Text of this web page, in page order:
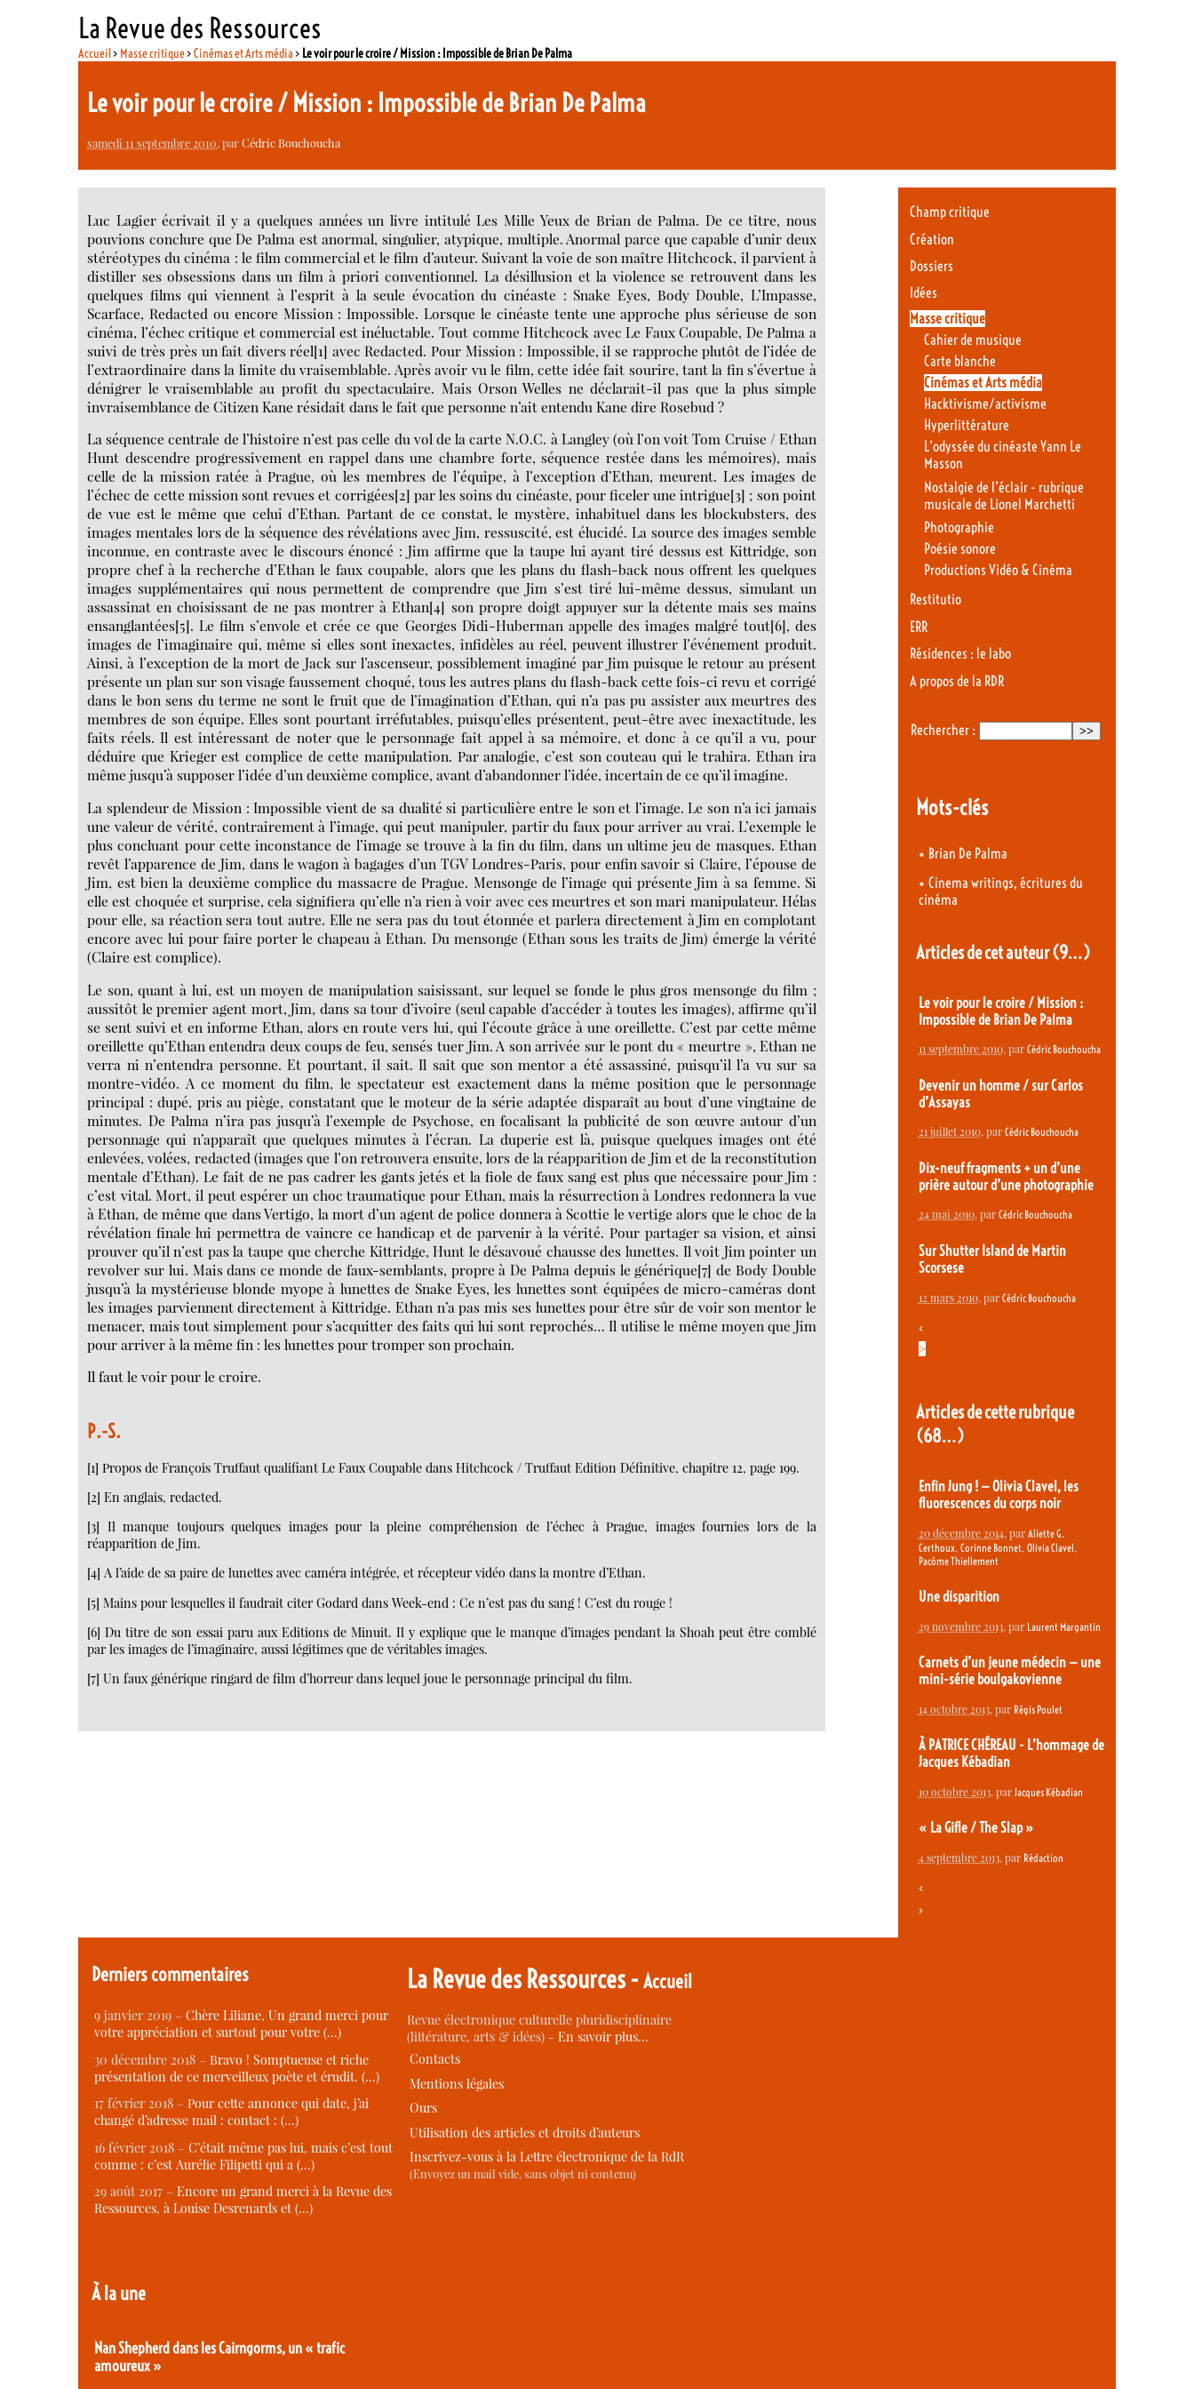
La Revue des Ressources
Accueil> Masse critique>Cinémas et Arts média > Le voir pour le croire / Mission : Impossible de Brian De Palma
Le voir pour le croire / Mission : Impossible de Brian De Palma
samedi 11 septembre 2010, parCédric Bouchoucha
Luc Lagier écrivait il y a quelques années un livre intitulé Les Mille Yeux de Brian de Palma. De ce titre, nous
pouvions conclure que De Palma est anormal, singulier, atypique, multiple. Anormal parce que capable d’unir deux
stéréotypes du cinéma : le film commercial et le film d’auteur. Suivant la voie de son maître Hitchcock, il parvient à
distiller ses obsessions dans un film à priori conventionnel. La désillusion et la violence se retrouvent dans les
quelques films qui viennent à l’esprit à la seule évocation du cinéaste : Snake Eyes, Body Double, L’Impasse,
Scarface, Redacted ou encore Mission : Impossible. Lorsque le cinéaste tente une approche plus sérieuse de son
cinéma, l’échec critique et commercial est inéluctable. Tout comme Hitchcock avec Le Faux Coupable, De Palma a
suivi de très près un fait divers réel[1] avec Redacted. Pour Mission : Impossible, il se rapproche plutôt de l’idée de
l’extraordinaire dans la limite du vraisemblable. Après avoir vu le film, cette idée fait sourire, tant la fin s’évertue à
dénigrer le vraisemblable au profit du spectaculaire. Mais Orson Welles ne déclarait-il pas que la plus simple
invraisemblance de Citizen Kane résidait dans le fait que personne n’ait entendu Kane dire Rosebud ?
La séquence centrale de l’histoire n’est pas celle du vol de la carte N.O.C. à Langley (où l’on voit Tom Cruise / Ethan
Hunt descendre progressivement en rappel dans une chambre forte, séquence restée dans les mémoires), mais
celle de la mission ratée à Prague, où les membres de l’équipe, à l’exception d’Ethan, meurent. Les images de
l’échec de cette mission sont revues et corrigées[2] par les soins du cinéaste, pour ficeler une intrigue[3] ; son point
de vue est le même que celui d’Ethan. Partant de ce constat, le mystère, inhabituel dans les blockubsters, des
images mentales lors de la séquence des révélations avec Jim, ressuscité, est élucidé. La source des images semble
inconnue, en contraste avec le discours énoncé : Jim affirme que la taupe lui ayant tiré dessus est Kittridge, son
propre chef à la recherche d’Ethan le faux coupable, alors que les plans du flash-back nous offrent les quelques
images supplémentaires qui nous permettent de comprendre que Jim s’est tiré lui-même dessus, simulant un
assassinat en choisissant de ne pas montrer à Ethan[4] son propre doigt appuyer sur la détente mais ses mains
ensanglantées[5]. Le film s’envole et crée ce que Georges Didi-Huberman appelle des images malgré tout[6], des
images de l’imaginaire qui, même si elles sont inexactes, infidèles au réel, peuvent illustrer l’événement produit.
Ainsi, à l’exception de la mort de Jack sur l’ascenseur, possiblement imaginé par Jim puisque le retour au présent
présente un plan sur son visage faussement choqué, tous les autres plans du flash-back cette fois-ci revu et corrigé
dans le bon sens du terme ne sont le fruit que de l’imagination d’Ethan, qui n’a pas pu assister aux meurtres des
membres de son équipe. Elles sont pourtant irréfutables, puisqu’elles présentent, peut-être avec inexactitude, les
faits réels. Il est intéressant de noter que le personnage fait appel à sa mémoire, et donc à ce qu’il a vu, pour
déduire que Krieger est complice de cette manipulation. Par analogie, c’est son couteau qui le trahira. Ethan ira
même jusqu’à supposer l’idée d’un deuxième complice, avant d’abandonner l’idée, incertain de ce qu’il imagine.
La splendeur de Mission : Impossible vient de sa dualité si particulière entre le son et l’image. Le son n’a ici jamais
une valeur de vérité, contrairement à l’image, qui peut manipuler, partir du faux pour arriver au vrai. L’exemple le
plus concluant pour cette inconstance de l’image se trouve à la fin du film, dans un ultime jeu de masques. Ethan
revêt l’apparence de Jim, dans le wagon à bagages d’un TGV Londres-Paris, pour enfin savoir si Claire, l’épouse de
Jim, est bien la deuxième complice du massacre de Prague. Mensonge de l’image qui présente Jim à sa femme. Si
elle est choquée et surprise, cela signifiera qu’elle n’a rien à voir avec ces meurtres et son mari manipulateur. Hélas
pour elle, sa réaction sera tout autre. Elle ne sera pas du tout étonnée et parlera directement à Jim en complotant
encore avec lui pour faire porter le chapeau à Ethan. Du mensonge (Ethan sous les traits de Jim) émerge la vérité
(Claire est complice).
Le son, quant à lui, est un moyen de manipulation saisissant, sur lequel se fonde le plus gros mensonge du film ;
aussitôt le premier agent mort, Jim, dans sa tour d’ivoire (seul capable d’accéder à toutes les images), affirme qu’il
se sent suivi et en informe Ethan, alors en route vers lui, qui l’écoute grâce à une oreillette. C’est par cette même
oreillette qu’Ethan entendra deux coups de feu, sensés tuer Jim. A son arrivée sur le pont du « meurtre », Ethan ne
verra ni n’entendra personne. Et pourtant, il sait. Il sait que son mentor a été assassiné, puisqu’il l’a vu sur sa
montre-vidéo. A ce moment du film, le spectateur est exactement dans la même position que le personnage
principal : dupé, pris au piège, constatant que le moteur de la série adaptée disparaît au bout d’une vingtaine de
minutes. De Palma n’ira pas jusqu’à l’exemple de Psychose, en focalisant la publicité de son œuvre autour d’un
personnage qui n’apparaît que quelques minutes à l’écran. La duperie est là, puisque quelques images ont été
enlevées, volées, redacted (images que l’on retrouvera ensuite, lors de la réapparition de Jim et de la reconstitution
mentale d’Ethan). Le fait de ne pas cadrer les gants jetés et la fiole de faux sang est plus que nécessaire pour Jim :
c’est vital. Mort, il peut espérer un choc traumatique pour Ethan, mais la résurrection à Londres redonnera la vue
à Ethan, de même que dans Vertigo, la mort d’un agent de police donnera à Scottie le vertige alors que le choc de la
révélation finale lui permettra de vaincre ce handicap et de parvenir à la vérité. Pour partager sa vision, et ainsi
prouver qu’il n’est pas la taupe que cherche Kittridge, Hunt le désavoué chausse des lunettes. Il voit Jim pointer un
revolver sur lui. Mais dans ce monde de faux-semblants, propre à De Palma depuis le générique[7] de Body Double
jusqu’à la mystérieuse blonde myope à lunettes de Snake Eyes, les lunettes sont équipées de micro-caméras dont
les images parviennent directement à Kittridge. Ethan n’a pas mis ses lunettes pour être sûr de voir son mentor le
menacer, mais tout simplement pour s’acquitter des faits qui lui sont reprochés… Il utilise le même moyen que Jim
pour arriver à la même fin : les lunettes pour tromper son prochain.
Il faut le voir pour le croire.
P.-S.
[1] Propos de François Truffaut qualifiant Le Faux Coupable dans Hitchcock / Truffaut Edition Définitive, chapitre 12, page 199.
[2] En anglais, redacted.
[3] Il manque toujours quelques images pour la pleine compréhension de l’échec à Prague, images fournies lors de la
réapparition de Jim.
[4] A l’aide de sa paire de lunettes avec caméra intégrée, et récepteur vidéo dans la montre d’Ethan.
[5] Mains pour lesquelles il faudrait citer Godard dans Week-end : Ce n’est pas du sang ! C’est du rouge !
[6] Du titre de son essai paru aux Editions de Minuit. Il y explique que le manque d’images pendant la Shoah peut être comblé
par les images de l’imaginaire, aussi légitimes que de véritables images.
[7] Un faux générique ringard de film d’horreur dans lequel joue le personnage principal du film.
Champ critique
Création
Dossiers
Idées
Masse critique
Cahier de musique
Carte blanche
Cinémas et Arts média
Hacktivisme/activisme
Hyperlittérature
L’odyssée du cinéaste Yann Le
Masson
Nostalgie de l’éclair - rubrique
musicale de Lionel Marchetti
Photographie
Poésie sonore
Productions Vidéo & Cinéma
Restitutio
ERR
Résidences : le labo
A propos de la RDR
Rechercher :
Mots-clés
• Brian De Palma
• Cinema writings, écritures du
cinéma
Articles de cet auteur(9…)
Le voir pour le croire / Mission :
Impossible de Brian De Palma
11 septembre 2010, par Cédric Bouchoucha
Devenir un homme / sur Carlos
d’Assayas
21 juillet 2010, par Cédric Bouchoucha
Dix-neuf fragments + un d’une
prière autour d’une photographie
24 mai 2010, par Cédric Bouchoucha
Sur Shutter Island de Martin
Scorsese
12 mars 2010, par Cédric Bouchoucha
<
>
Articles de cette rubrique
(68…)
Enfin Jung ! — Olivia Clavel, les
fluorescences du corps noir
20 décembre 2014, par Aliette G.
Certhoux, Corinne Bonnet, Olivia Clavel,
Pacôme Thiellement
Une disparition
29 novembre 2013, par Laurent Margantin
Carnets d’un jeune médecin — une
mini-série boulgakovienne
14 octobre 2013, par Régis Poulet
À PATRICE CHÉREAU - L’hommage de
Jacques Kébadian
10 octobre 2013, par Jacques Kébadian
« La Gifle / The Slap »
4 septembre 2013, par Rédaction
<
>
Derniers commentaires
9 janvier 2019 – Chère Liliane, Un grand merci pour
votre appréciation et surtout pour votre (…)
30 décembre 2018 – Bravo ! Somptueuse et riche
présentation de ce merveilleux poète et érudit. (…)
17 février 2018 – Pour cette annonce qui date, j’ai
changé d’adresse mail : contact : (…)
16 février 2018 – C’était même pas lui, mais c’est tout
comme : c’est Aurélie Filipetti qui a (…)
29 août 2017 – Encore un grand merci à la Revue des
Ressources, à Louise Desrenards et (…)
À la une
Nan Shepherd dans les Cairngorms, un « trafic
amoureux »
La Revue des Ressources -Accueil
Revue électronique culturelle pluridisciplinaire
(littérature, arts & idées) -En savoir plus…
Contacts
Mentions légales
Ours
Utilisation des articles et droits d’auteurs
Inscrivez-vous à la Lettre électronique de la RdR
(Envoyez un mail vide, sans objet ni contenu)